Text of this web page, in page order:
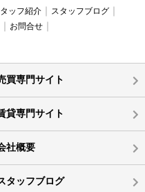
ッフ紹介
スタッフブログ
お問合せ
買専門サイト
貸専門サイト
社概要
タッフブログ